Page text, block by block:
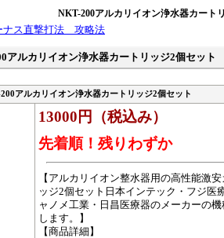
NKT-200アルカリイオン浄水器カート
アルカリイオン浄水器カートリッジ2個セット
アルカリイオン浄水器カートリッジ2個セット
13000円（税込み）
先着順！残りわずか
【アルカリイオン整水器用の高性能激
ッジ2個セット日本インテック・フジ医
ャノメ工業・日昌医療器のメーカーの
します。】
【商品詳細】